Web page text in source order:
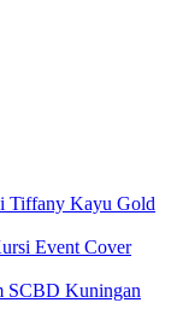
Tiffany Kayu Gold
Event Cover
SCBD Kuningan